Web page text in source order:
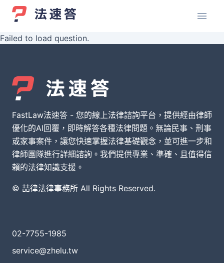
Failed to load question.
FastLaw法速答 - 您的線上法律諮詢平台，提供經由律師
優化的AI回覆，即時解答各種法律問題。無論民事、刑事
或家事案件，讓您快速掌握法律基礎觀念，並可進一步和
律師團隊進行詳細諮詢。我們提供專業、準確、且值得信
賴的法律知識支援。
© 喆律法律事務所 All Rights Reserved.
02-7755-1985
service@zhelu.tw